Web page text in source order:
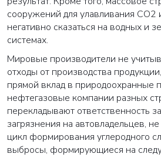
сооружений для улавливания
негативно сказаться на водных и
системах.
Мировые производители не
отходы от производства
прямой вклад в природоохранные
нефтегазовые компании разных
перекладывают ответственность
загрязнения на автовладельцев,
цикл формирования углеродного
выбросы, формирующиеся на